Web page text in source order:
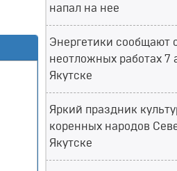
напал на нее
Энергетики сообщают
неотложных работах 7
Якутске
Яркий праздник
коренных народов
Якутске